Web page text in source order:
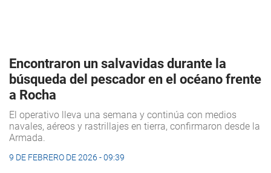
Encontraron un salvavidas durante la
búsqueda del pescador en el océano frente
a Rocha
El operativo lleva una semana y continúa con medios
navales, aéreos y rastrillajes en tierra, confirmaron desde la
Armada.
9 DE FEBRERO DE 2026 - 09:39